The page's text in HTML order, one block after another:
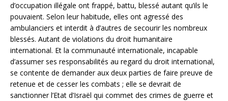
d’occupation illégale ont frappé, battu, blessé autant qu’ils le
pouvaient. Selon leur habitude, elles ont agressé des
ambulanciers et interdit à d’autres de secourir les nombreux
blessés. Autant de violations du droit humanitaire
international. Et la communauté internationale, incapable
d’assumer ses responsabilités au regard du droit international,
se contente de demander aux deux parties de faire preuve de
retenue et de cesser les combats ; elle se devrait de
sanctionner l’Etat d’Israël qui commet des crimes de guerre et